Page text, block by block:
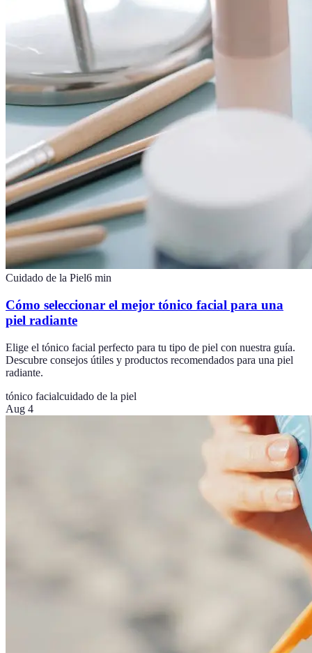
Cuidado de la Piel6 min
Cómo seleccionar el mejor tónico facial para una
piel radiante
Elige el tónico facial perfecto para tu tipo de piel con nuestra guía.
Descubre consejos útiles y productos recomendados para una piel
radiante.
tónico facialcuidado de la piel
Aug 4